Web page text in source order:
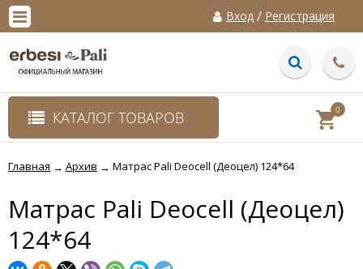
Вход / Регистрация
КАТАЛОГ ТОВАРОВ 0
Главная → Архив → Матрас Pali Deocell (Деоцел) 124*64
Матрас Pali Deocell (Деоцел)
124*64